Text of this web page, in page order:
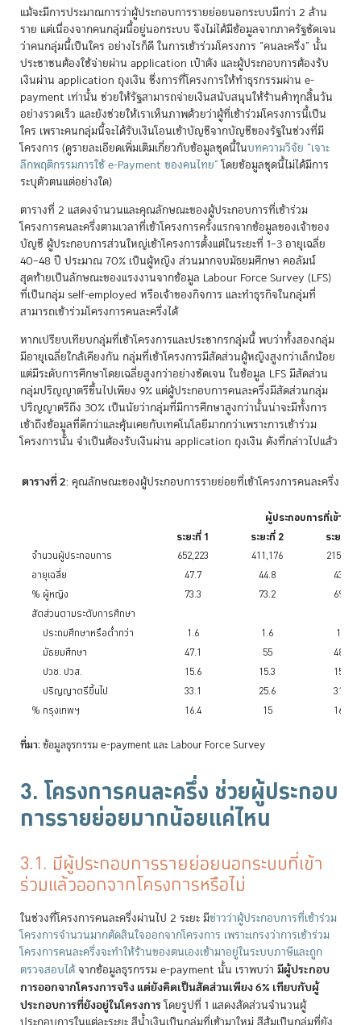
แม้จะมีการประมาณการว่าผู้ประกอบการรายย่อยนอกระบบมีกว่า 2 ล้าน
ราย แต่เนื่องจากคนกลุ่มนี้อยู่นอกระบบ จึงไม่ได้มีข้อมูลจากภาครัฐชัดเจน
ว่าคนกลุ่มนี้เป็นใคร อย่างไรก็ดี ในการเข้าร่วมโครงการ “คนละครึ่ง” นั้น
ประชาชนต้องใช้จ่ายผ่าน application เป๋าตัง และผู้ประกอบการต้องรับ
เงินผ่าน application ถุงเงิน ซึ่งการที่โครงการให้ทำธุรกรรมผ่าน e-
payment เท่านั้น ช่วยให้รัฐสามารถจ่ายเงินสนับสนุนให้ร้านค้าทุกสิ้นวัน
อย่างรวดเร็ว และยังช่วยให้เราเห็นภาพด้วยว่าผู้ที่เข้าร่วมโครงการนี้เป็น
ใคร เพราะคนกลุ่มนี้จะได้รับเงินโอนเข้าบัญชีจากบัญชีของรัฐในช่วงที่มี
โครงการ (ดูรายละเอียดเพิ่มเติมเกี่ยวกับข้อมูลชุดนี้ในบทความวิจัย “เจาะ
ลึกพฤติกรรมการใช้ e-Payment ของคนไทย”โดยข้อมูลชุดนี้ไม่ได้มีการ
ระบุตัวตนแต่อย่างใด)
ตารางที่ 2 แสดงจำนวนและคุณลักษณะของผู้ประกอบการที่เข้าร่วม
โครงการคนละครึ่งตามเวลาที่เข้าโครงการครั้งแรกจากข้อมูลของเจ้าของ
บัญชี ผู้ประกอบการส่วนใหญ่เข้าโครงการตั้งแต่ในระยะที่ 1–3 อายุเฉลี่ย
40–48 ปี ประมาณ 70% เป็นผู้หญิง ส่วนมากจบมัธยมศึกษา คอลัมน์
สุดท้ายเป็นลักษณะของแรงงานจากข้อมูล Labour Force Survey (LFS)
ที่เป็นกลุ่ม self-employed หรือเจ้าของกิจการ และทำธุรกิจในกลุ่มที่
สามารถเข้าร่วมโครงการคนละครึ่งได้
หากเปรียบเทียบกลุ่มที่เข้าโครงการและประชากรกลุ่มนี้ พบว่าทั้งสองกลุ่ม
มีอายุเฉลี่ยใกล้เคียงกัน กลุ่มที่เข้าโครงการมีสัดส่วนผู้หญิงสูงกว่าเล็กน้อย
แต่มีระดับการศึกษาโดยเฉลี่ยสูงกว่าอย่างชัดเจน ในข้อมูล LFS มีสัดส่วน
กลุ่มปริญญาตรีขึ้นไปเพียง 9% แต่ผู้ประกอบการคนละครึ่งมีสัดส่วนกลุ่ม
ปริญญาตรีถึง 30% เป็นนัยว่ากลุ่มที่มีการศึกษาสูงกว่านั้นน่าจะมีทั้งการ
เข้าถึงข้อมูลที่ดีกว่าและคุ้นเคยกับเทคโนโลยีมากกว่าเพราะการเข้าร่วม
โครงการนั้น จำเป็นต้องรับเงินผ่าน application ถุงเงิน ดังที่กล่าวไปแล้ว
ตารางที่ 2: คุณลักษณะของผู้ประกอบการรายย่อยที่เข้าโครงการคนละครึ่ง
ผู้ประกอบการที่เข้าโค
ระยะที่ 1
ระยะที่ 2 ระยะที่ 3
จำนวนผู้ประกอบการ 652,223 411,176
215,054
อายุเฉลี่ย
47.7 44.8
43.3
% ผู้หญิง
73.3 73.2
69.4
สัดส่วนตามระดับการศึกษา
ประถมศึกษาหรือต่ำกว่า
1.6 1.6
1.3
มัธยมศึกษา
47.1 55
48.7
ปวช. ปวส.
15.6 15.3
15.1
ปริญญาตรีขึ้นไป
33.1 25.6
31.3
% กรุงเทพฯ
16.4 15 16.5
ที่มา: ข้อมูลธุรกรรม e-payment และ Labour Force Survey
3. โครงการคนละครึ่ง ช่วยผู้ประกอบ
การรายย่อยมากน้อยแค่ไหน
3.1. มีผู้ประกอบการรายย่อยนอกระบบที่เข้า
ร่วมแล้วออกจากโครงการหรือไม่
ในช่วงที่โครงการคนละครึ่งผ่านไป 2 ระยะ มีข่าวว่าผู้ประกอบการที่เข้าร่วม
โครงการจำนวนมากตัดสินใจออกจากโครงการ เพราะเกรงว่าการเข้าร่วม
โครงการคนละครึ่งจะทำให้ร้านของตนเองเข้ามาอยู่ในระบบภาษีและถูก
ตรวจสอบได้จากข้อมูลธุรกรรม e-payment นั้น เราพบว่า มีผู้ประกอบ
การออกจากโครงการจริง แต่ยังคิดเป็นสัดส่วนเพียง 6% เทียบกับผู้
ประกอบการที่ยังอยู่ในโครงการโดยรูปที่ 1 แสดงสัดส่วนจำนวนผู้